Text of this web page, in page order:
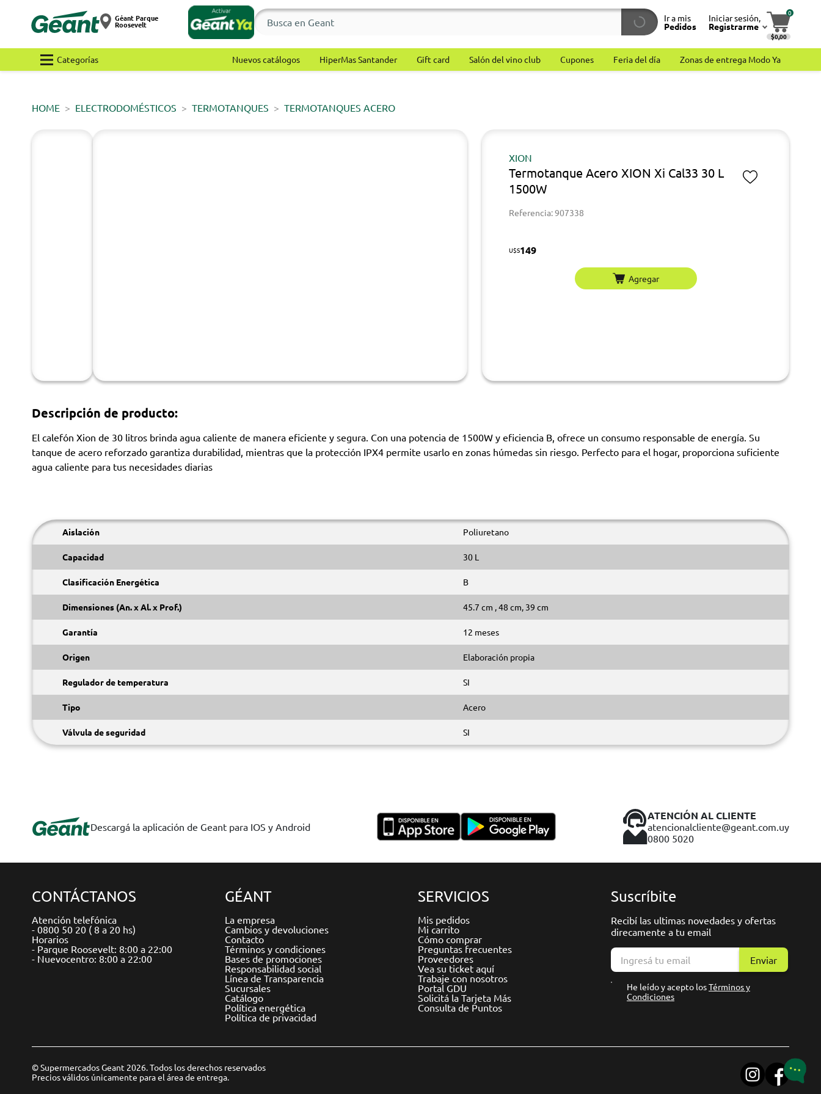
Géant Parque
Roosevelt
Ir a mis
Pedidos
Iniciar sesión,
Registrarme
0
$0,00
Categorías Nuevos catálogos HiperMas Santander Gift card Salón del vino club Cupones Feria del día Zonas de entrega Modo Ya
HOME ELECTRODOMÉSTICOS TERMOTANQUES TERMOTANQUES ACERO
XION
Termotanque Acero XION Xi Cal33 30 L
1500W
Referencia: 907338
U$S149
Agregar
Descripción de producto:
El calefón Xion de 30 litros brinda agua caliente de manera eficiente y segura. Con una potencia de 1500W y eficiencia B, ofrece un consumo responsable de energía. Su
tanque de acero reforzado garantiza durabilidad, mientras que la protección IPX4 permite usarlo en zonas húmedas sin riesgo. Perfecto para el hogar, proporciona suficiente
agua caliente para tus necesidades diarias
Aislación Poliuretano
Capacidad 30 L
Clasificación Energética B
Dimensiones (An. x Al. x Prof.) 45.7 cm , 48 cm, 39 cm
Garantía 12 meses
Origen Elaboración propia
Regulador de temperatura SI
Tipo Acero
Válvula de seguridad SI
Descargá la aplicación de Geant para IOS y Android
ATENCIÓN AL CLIENTE
atencionalcliente@geant.com.uy
0800 5020
CONTÁCTANOS
Atención telefónica
- 0800 50 20 ( 8 a 20 hs)
Horarios
- Parque Roosevelt: 8:00 a 22:00
- Nuevocentro: 8:00 a 22:00
GÉANT
La empresa
Cambios y devoluciones
Contacto
Términos y condiciones
Bases de promociones
Responsabilidad social
Línea de Transparencia
Sucursales
Catálogo
Política energética
Política de privacidad
SERVICIOS
Mis pedidos
Mi carrito
Cómo comprar
Preguntas frecuentes
Proveedores
Vea su ticket aquí
Trabaje con nosotros
Portal GDU
Solicitá la Tarjeta Más
Consulta de Puntos
Suscríbite
Recibí las ultimas novedades y ofertas
direcamente a tu email
Enviar
He leído y acepto losTérminos y
Condiciones
© Supermercados Geant 2026. Todos los derechos reservados
Precios válidos únicamente para el área de entrega.